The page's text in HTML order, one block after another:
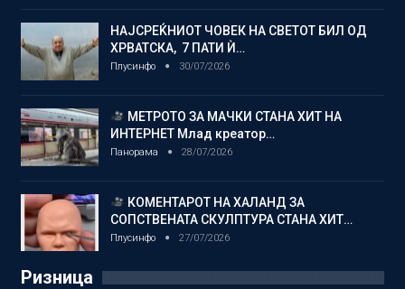
НАЈСРЕЌНИОТ ЧОВЕК НА СВЕТОТ БИЛ ОД
ХРВАТСКА, 7 ПАТИ Ѝ…
Плусинфо 30/07/2026
МЕТРОТО ЗА МАЧКИ СТАНА ХИТ НА
ИНТЕРНЕТ Млад креатор…
Панорама 28/07/2026
КОМЕНТАРОТ НА ХАЛАНД ЗА
СОПСТВЕНАТА СКУЛПТУРА СТАНА ХИТ…
Плусинфо 27/07/2026
Ризница